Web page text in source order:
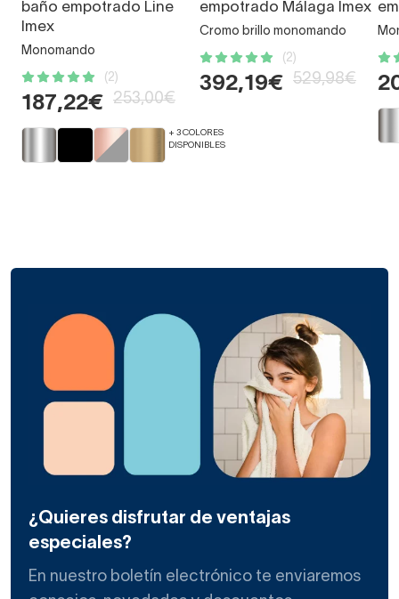
baño empotrado Line
Imex
Monomando
(2)
187,22€ 253,00€
+ 3 COLORES
DISPONIBLES
empotrado Málaga Imex
Cromo brillo monomando
(2)
392,19€ 529,98€
¿Quieres disfrutar de ventajas
especiales?
En nuestro boletín electrónico te enviaremos